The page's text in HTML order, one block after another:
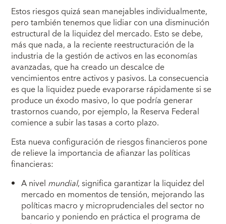
Estos riesgos quizá sean manejables individualmente,
pero también tenemos que lidiar con una disminución
estructural de la liquidez del mercado. Esto se debe,
más que nada, a la reciente reestructuración de la
industria de la gestión de activos en las economías
avanzadas, que ha creado un descalce de
vencimientos entre activos y pasivos. La consecuencia
es que la liquidez puede evaporarse rápidamente si se
produce un éxodo masivo, lo que podría generar
trastornos cuando, por ejemplo, la Reserva Federal
comience a subir las tasas a corto plazo.
Esta nueva configuración de riesgos financieros pone
de relieve la importancia de afianzar las políticas
financieras:
A nivel mundial, significa garantizar la liquidez del
mercado en momentos de tensión, mejorando las
políticas macro y microprudenciales del sector no
bancario y poniendo en práctica el programa de